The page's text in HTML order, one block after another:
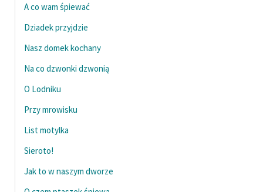
wrażliwych
Deklaracja dostępności
A co wam śpiewać
Dziadek przyjdzie
Nasz domek kochany
Na co dzwonki dzwonią
O Lodniku
Przy mrowisku
List motylka
Sieroto!
Jak to w naszym dworze